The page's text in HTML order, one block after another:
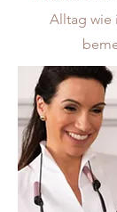
Alltag wie